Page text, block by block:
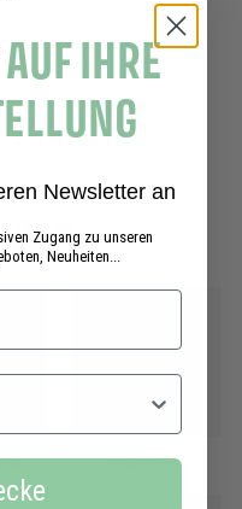
Handpflege
IHRE
Newsletter an
Zugang zu unseren
Neuheiten...